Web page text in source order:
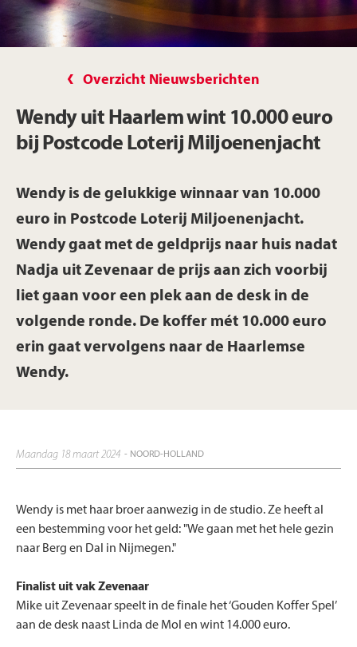
Overzicht Nieuwsberichten
Wendy uit Haarlem wint 10.000 euro
bij Postcode Loterij Miljoenenjacht
Wendy is de gelukkige winnaar van 10.000
euro in Postcode Loterij Miljoenenjacht.
Wendy gaat met de geldprijs naar huis nadat
Nadja uit Zevenaar de prijs aan zich voorbij
liet gaan voor een plek aan de desk in de
volgende ronde. De koffer mét 10.000 euro
erin gaat vervolgens naar de Haarlemse
Wendy.
maandag 18 maart 2024 - NOORD-HOLLAND
Wendy is met haar broer aanwezig in de studio. Ze heeft al
een bestemming voor het geld: "We gaan met het hele gezin
naar Berg en Dal in Nijmegen."
Finalist uit vak Zevenaar
Mike uit Zevenaar speelt in de finale het ‘Gouden Koffer Spel’
aan de desk naast Linda de Mol en wint 14.000 euro.